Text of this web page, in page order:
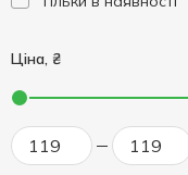
Ціна, ₴